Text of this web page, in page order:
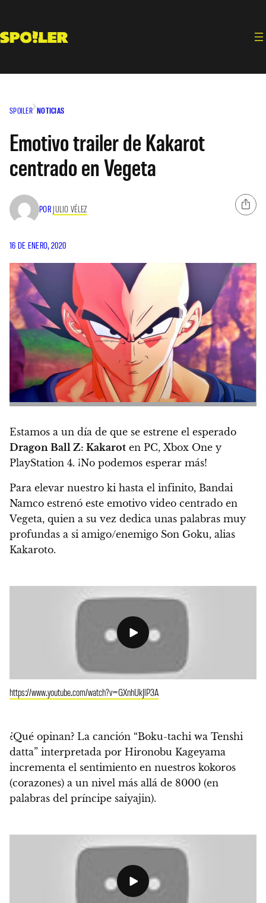
contenido
SPOILER NOTICIAS
Emotivo trailer de Kakarot
centrado en Vegeta
POR JULIO VÉLEZ
16 DE ENERO, 2020
Estamos a un día de que se estrene el esperado
Dragon Ball Z: Kakarot en PC, Xbox One y
PlayStation 4. ¡No podemos esperar más!
Para elevar nuestro ki hasta el infinito, Bandai
Namco estrenó este emotivo video centrado en
Vegeta, quien a su vez dedica unas palabras muy
profundas a si amigo/enemigo Son Goku, alias
Kakaroto.
https://www.youtube.com/watch?v=GXnhUkJlP3A
¿Qué opinan? La canción “Boku-tachi wa Tenshi
datta” interpretada por Hironobu Kageyama
incrementa el sentimiento en nuestros kokoros
(corazones) a un nivel más allá de 8000 (en
palabras del príncipe saiyajin).